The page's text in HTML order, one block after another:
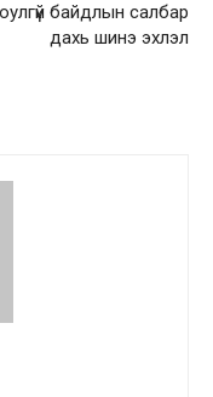
байдлын салбар
дахь шинэ эхлэл